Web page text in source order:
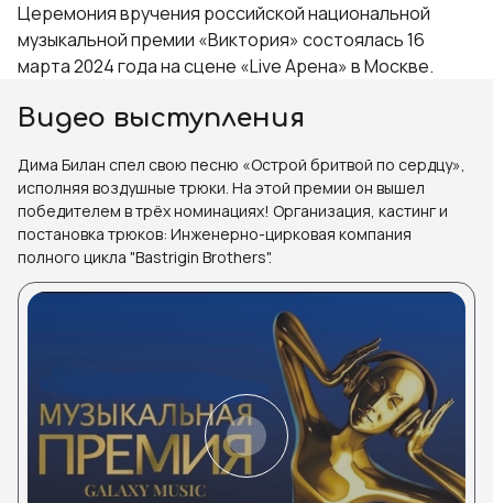
Церемония вручения российской национальной
музыкальной премии «Виктория» состоялась 16
марта 2024 года на сцене «Live Арена» в Москве.
Видео выступления
Дима Билан спел свою песню «Острой бритвой по сердцу»,
исполняя воздушные трюки. На этой премии он вышел
победителем в трёх номинациях! Организация, кастинг и
постановка трюков: Инженерно-цирковая компания
полного цикла "Bastrigin Brothers".